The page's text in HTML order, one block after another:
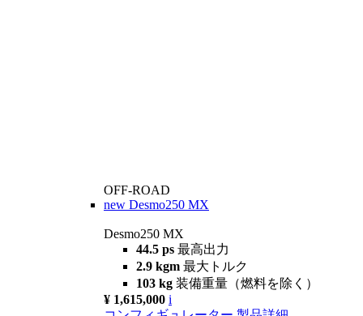
OFF-ROAD
new Desmo250 MX
Desmo250 MX
44.5 ps 最高出力
2.9 kgm 最大トルク
103 kg 装備重量（燃料を除く）
¥ 1,615,000 i